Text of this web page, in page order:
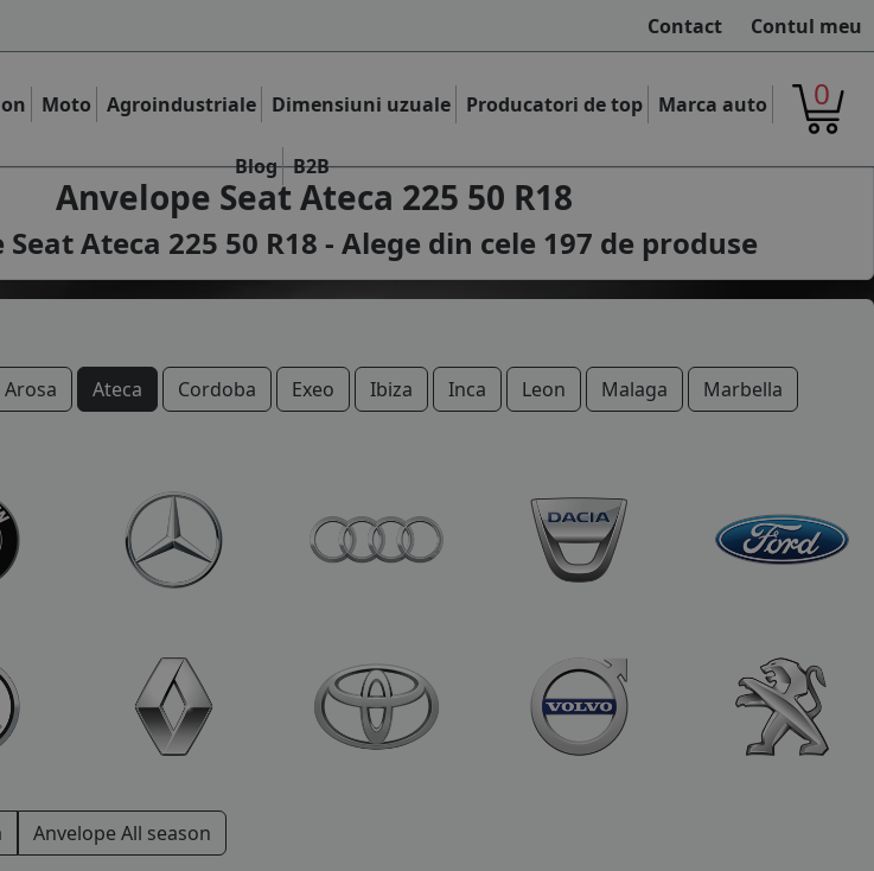
Contact Contul meu
Moto Agroindustriale Dimensiuni uzuale Producatori de top Marca auto
Blog B2B
0
Anvelope Seat Ateca 225 50 R18
Ateca 225 50 R18 - Alege din cele 197 de produse
Arosa Ateca Cordoba Exeo Ibiza Inca Leon Malaga
Marbella
Anvelope All season